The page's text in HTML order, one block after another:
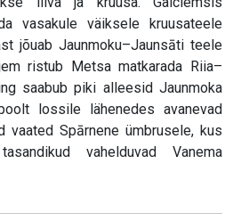
vasakule väiksele kruusateele
jõuab Jaunmoku–Jaunsāti teele
ristub Metsa matkarada Riia–
saabub piki alleesid Jaunmoka
lossile lähenedes avanevad
vaated Spārnene ümbrusele, kus
vahelduvad Vanema